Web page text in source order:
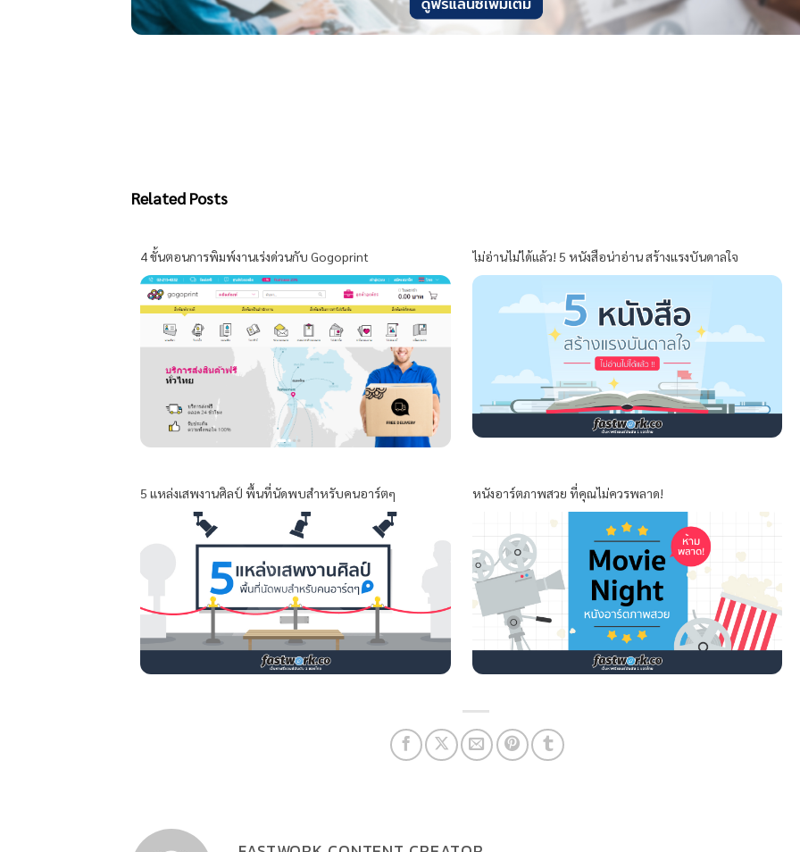
Related Posts
4 ขั้นตอนการพิมพ์งานเร่งด่วนกับ Gogoprint ไม่อ่านไม่ได้แล้ว! 5 หนังสือน่าอ่าน สร้างแรงบันดาลใจ
5 แหล่งเสพงานศิลป์ พื้นที่นัดพบสำหรับคนอาร์ตๆ หนังอาร์ตภาพสวย ที่คุณไม่ควรพลาด!